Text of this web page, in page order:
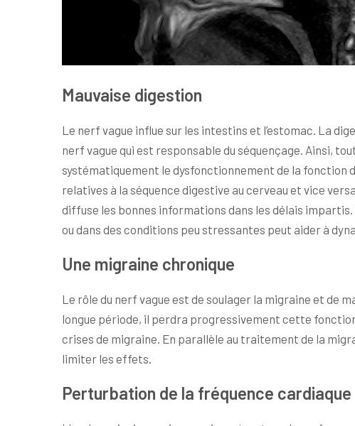
Mauvaise digestion
Le nerf vague influe sur les intestins et l’estomac. La
nerf vague qui est responsable du séquençage. Ainsi,
systématiquement le dysfonctionnement de la fonction
relatives à la séquence digestive au cerveau et vice
diffuse les bonnes informations dans les délais
ou dans des conditions peu stressantes peut aider à
Une migraine chronique
Le rôle du nerf vague est de soulager la migraine et de
longue période, il perdra progressivement cette
crises de migraine. En parallèle au traitement de la
limiter les effets.
Perturbation de la fréquence cardiaque